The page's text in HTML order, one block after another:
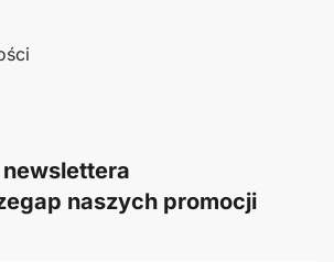
naszych promocji